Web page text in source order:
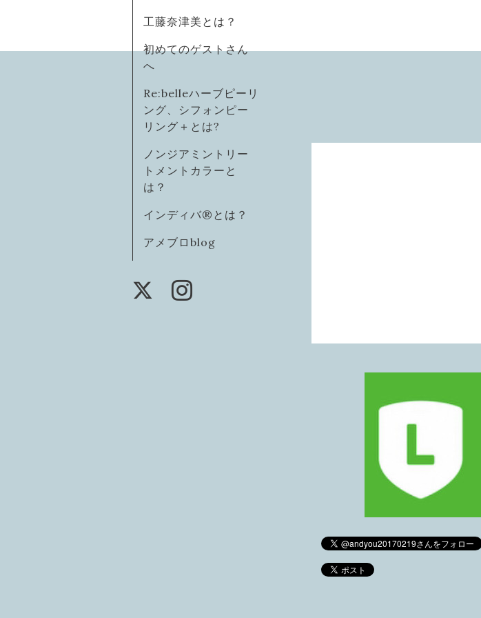
工藤奈津美とは？
初めてのゲストさん
へ
Re:belleハーブピーリ
ング、シフォンピー
リング＋とは?
ノンジアミントリー
トメントカラーと
は？
インディバ®️とは？
アメブロblog